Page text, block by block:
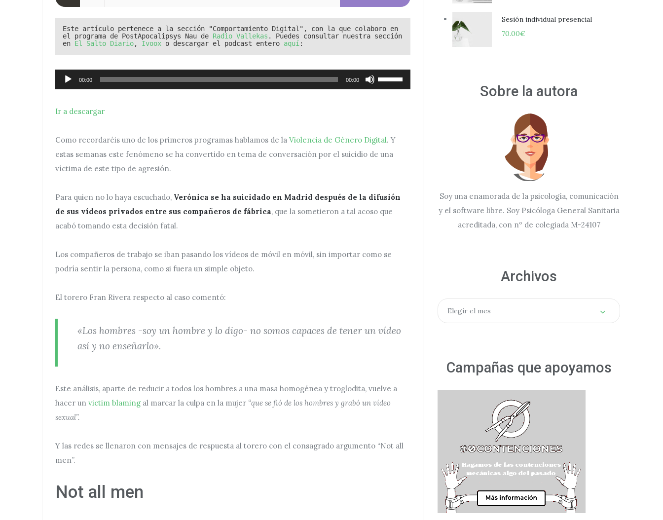
Este artículo pertenece a la sección "Comportamiento Digital", con la que colaboro en
el programa de PostApocalipsys Nau de Radio Vallekas . Puedes consultar nuestra sección
en El Salto Diario, Ivoox o descargar el podcast entero aquí
Reproductor
de
00:00 00:00
las
arriba/abajo
para
disminuir
el
Ir a descargar
Como recordaréis uno de los primeros programas hablamos de la Violencia de Género Digital. Y
estas semanas este fenómeno se ha convertido en tema de conversación por el suicidio de una
víctima de este tipo de agresión.
Para quien no lo haya escuchado, Verónica se ha suicidado en Madrid después de la difusión
de sus vídeos privados entre sus compañeros de fábrica, que la sometieron a tal acoso que
acabó tomando esta decisión fatal.
Los compañeros de trabajo se iban pasando los vídeos de móvil en móvil, sin importar como se
podría sentir la persona, como si fuera un simple objeto.
El torero Fran Rivera respecto al caso comentó:
«Los hombres -soy un hombre y lo digo- no somos capaces de tener un vídeo
así y no enseñarlo».
Este análisis, aparte de reducir a todos los hombres a una masa homogénea y troglodita, vuelve a
hacer un victim blaming al marcar la culpa en la mujer “que se fió de los hombres y grabó un vídeo
sexual”.
Y las redes se llenaron con mensajes de respuesta al torero con el consagrado argumento “Not all
men”.
Not all men
Sesión individual presencial
70.00€
Sobre la autora
Soy una enamorada de la psicología, comunicación
y el software libre. Soy Psicóloga General Sanitaria
acreditada, con nº de colegiada M-24107
Archivos
Archivos
Elegir el mes
Campañas que apoyamos